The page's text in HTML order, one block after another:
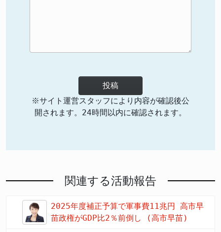
投稿
※サイト運営スタッフにより内容が確認後公
開されます。24時間以内に確認されます。
関連する活動報告
2025年度補正予算で軍事費11兆円 高市早
苗政権がGDP比2％前倒し (高市早苗)